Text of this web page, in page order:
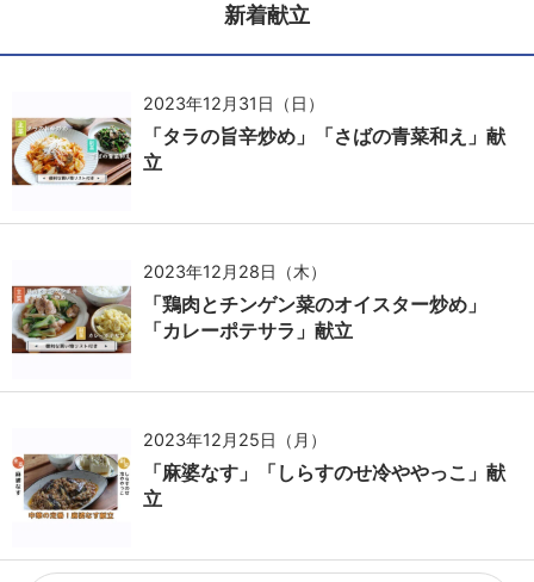
新着献立
2023年12月31日（日）
「タラの旨辛炒め」「さばの青菜和え」献
立
2023年12月28日（木）
「鶏肉とチンゲン菜のオイスター炒め」
「カレーポテサラ」献立
2023年12月25日（月）
「麻婆なす」「しらすのせ冷ややっこ」献
立